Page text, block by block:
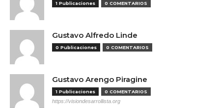
1 Publicaciones 0 COMENTARIOS
Gustavo Alfredo Linde
0 Publicaciones 0 COMENTARIOS
Gustavo Arengo Piragine
1 Publicaciones 0 COMENTARIOS
https://visiondesarrollista.org